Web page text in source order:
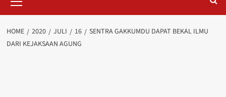
Menu
HOME 2020 JULI 16
SENTRA GAKKUMDU DAPAT BEKAL ILMU
DARI KEJAKSAAN AGUNG